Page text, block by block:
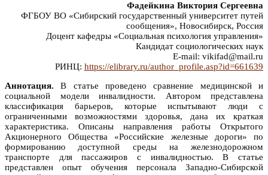
Фадейкина Виктория Сергеевна
ФГБОУ ВО «Сибирский государственный университет путей
сообщения», Новосибирск, Россия
Доцент кафедры «Социальная психология управления»
Кандидат социологических наук
E-mail: vikifad@mail.ru
РИНЦ: https://elibrary.ru/author_profile.asp?id=661639
Аннотация. В статье проведено сравнение медицинской и
социальной модели инвалидности. Автором представлена
классификация барьеров, которые испытывают люди с
ограниченными возможностями здоровья, дана их краткая
характеристика. Описаны направления работы Открытого
Акционерного Общества «Российские железные дороги» по
формированию доступной среды на железнодорожном
транспорте для пассажиров с инвалидностью. В статье
представлен опыт обучения персонала Западно-Сибирской